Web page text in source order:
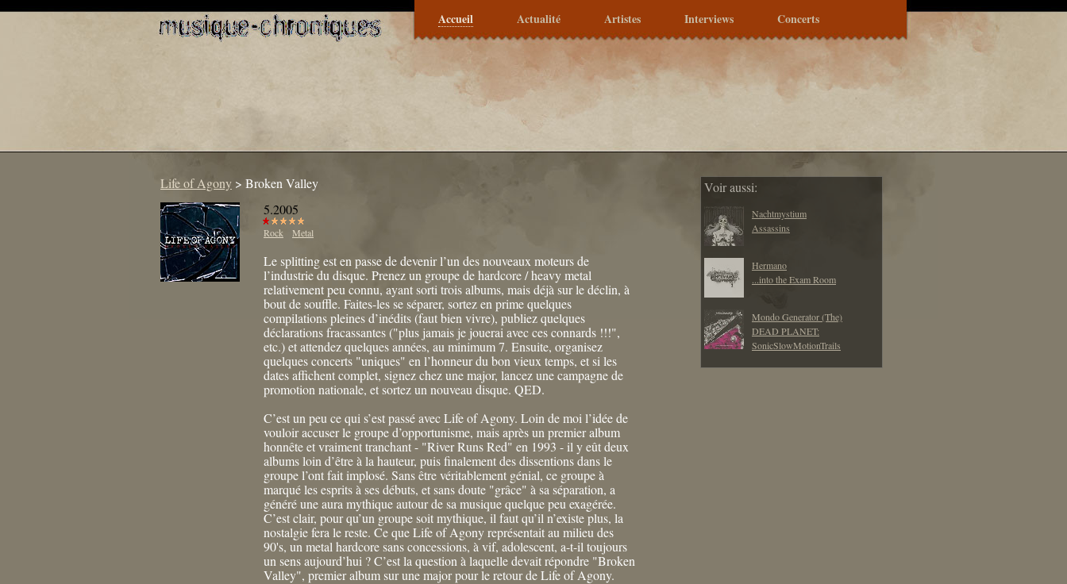
Accueil Actualité Artistes Interviews Concerts
Life of Agony > Broken Valley
5.2005
Rock Metal
Le splitting est en passe de devenir l’un des nouveaux moteurs de
l’industrie du disque. Prenez un groupe de hardcore / heavy metal
relativement peu connu, ayant sorti trois albums, mais déjà sur le déclin, à
bout de souffle. Faites-les se séparer, sortez en prime quelques
compilations pleines d’inédits (faut bien vivre), publiez quelques
déclarations fracassantes ("plus jamais je jouerai avec ces connards !!!",
etc.) et attendez quelques années, au minimum 7. Ensuite, organisez
quelques concerts "uniques" en l’honneur du bon vieux temps, et si les
dates affichent complet, signez chez une major, lancez une campagne de
promotion nationale, et sortez un nouveau disque. QED.
C’est un peu ce qui s’est passé avec Life of Agony. Loin de moi l’idée de
vouloir accuser le groupe d’opportunisme, mais après un premier album
honnête et vraiment tranchant - "River Runs Red" en 1993 - il y eût deux
albums loin d’être à la hauteur, puis finalement des dissentions dans le
groupe l’ont fait implosé. Sans être véritablement génial, ce groupe à
marqué les esprits à ses débuts, et sans doute "grâce" à sa séparation, a
généré une aura mythique autour de sa musique quelque peu exagérée.
C’est clair, pour qu’un groupe soit mythique, il faut qu’il n’existe plus, la
nostalgie fera le reste. Ce que Life of Agony représentait au milieu des
90's, un metal hardcore sans concessions, à vif, adolescent, a-t-il toujours
un sens aujourd’hui ? C’est la question à laquelle devait répondre "Broken
Valley", premier album sur une major pour le retour de Life of Agony.
Voir aussi:
Nachtmystium
Assassins
Hermano
...into the Exam Room
Mondo Generator (The)
DEAD PLANET:
SonicSlowMotionTrails